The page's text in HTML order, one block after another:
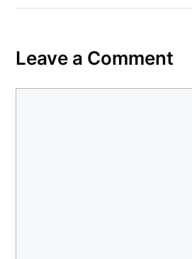
Leave a Comment